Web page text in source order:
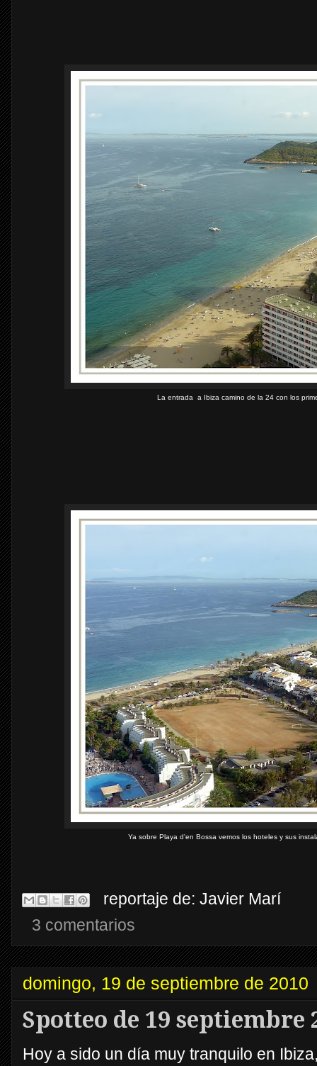
La entrada a Ibiza camino de la 24 con los
Ya sobre Playa d'en Bossa vemos los hoteles y sus
reportaje de: Javier Marí
3 comentarios
domingo, 19 de septiembre de 2010
Spotteo de 19 septiembre
Hoy a sido un día muy tranquilo en